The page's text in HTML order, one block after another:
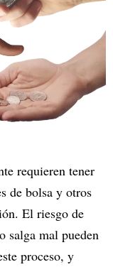
requieren tener
de bolsa y otros
El riesgo de
salga mal pueden
proceso, y